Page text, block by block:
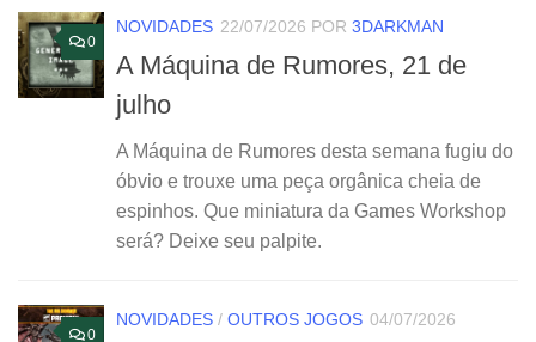
0
NOVIDADES 22/07/2026 POR 3DARKMAN
A Máquina de Rumores, 21 de
julho
A Máquina de Rumores desta semana fugiu do
óbvio e trouxe uma peça orgânica cheia de
espinhos. Que miniatura da Games Workshop
será? Deixe seu palpite.
0
NOVIDADES / OUTROS JOGOS 04/07/2026